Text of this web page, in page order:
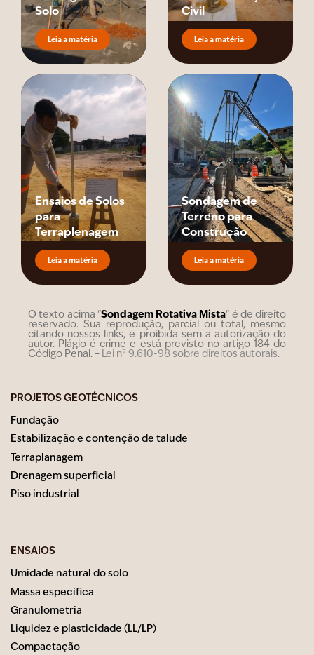
Solo
Leia a matéria
Civil
Leia a matéria
Ensaios de Solos
para
Terraplenagem
Leia a matéria
Sondagem de
Terreno para
Construção
Leia a matéria
O texto acima "Sondagem Rotativa Mista" é de direito
reservado. Sua reprodução, parcial ou total, mesmo
citando nossos links, é proibida sem a autorização do
autor. Plágio é crime e está previsto no artigo 184 do
Código Penal. – Lei n° 9.610-98 sobre direitos autorais.
PROJETOS GEOTÉCNICOS
Fundação
Estabilização e contenção de talude
Terraplanagem
Drenagem superficial
Piso industrial
ENSAIOS
Umidade natural do solo
Massa específica
Granulometria
Liquidez e plasticidade (LL/LP)
Compactação